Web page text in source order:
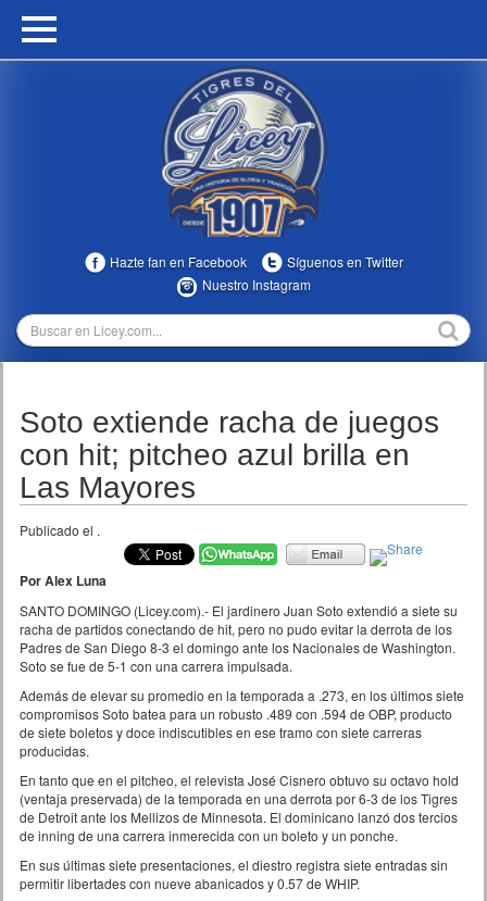
HOME
MULTIMEDIA
TEMPORADAS
Hazte fan en Facebook
Síguenos en Twitter
Nuestro Instagram
Soto extiende racha de juegos
con hit; pitcheo azul brilla en
Las Mayores
Publicado el .
Por Alex Luna
SANTO DOMINGO (Licey.com).- El jardinero Juan Soto extendió a siete su
racha de partidos conectando de hit, pero no pudo evitar la derrota de los
Padres de San Diego 8-3 el domingo ante los Nacionales de Washington.
Soto se fue de 5-1 con una carrera impulsada.
Además de elevar su promedio en la temporada a .273, en los últimos siete
compromisos Soto batea para un robusto .489 con .594 de OBP, producto
de siete boletos y doce indiscutibles en ese tramo con siete carreras
producidas.
En tanto que en el pitcheo, el relevista José Cisnero obtuvo su octavo hold
(ventaja preservada) de la temporada en una derrota por 6-3 de los Tigres
de Detroit ante los Mellizos de Minnesota. El dominicano lanzó dos tercios
de inning de una carrera inmerecida con un boleto y un ponche.
En sus últimas siete presentaciones, el diestro registra siete entradas sin
permitir libertades con nueve abanicados y 0.57 de WHIP.